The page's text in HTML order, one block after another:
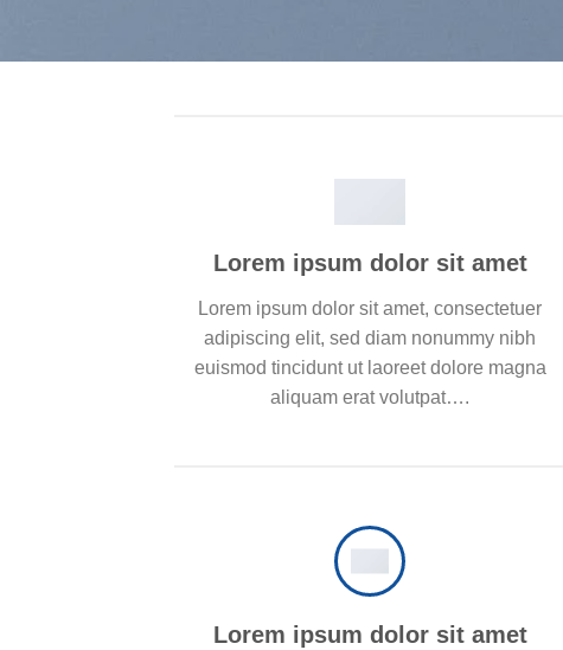
Lorem ipsum dolor sit amet
Lorem ipsum dolor sit amet, consectetuer
adipiscing elit, sed diam nonummy nibh
euismod tincidunt ut laoreet dolore magna
aliquam erat volutpat….
Lorem ipsum dolor sit amet